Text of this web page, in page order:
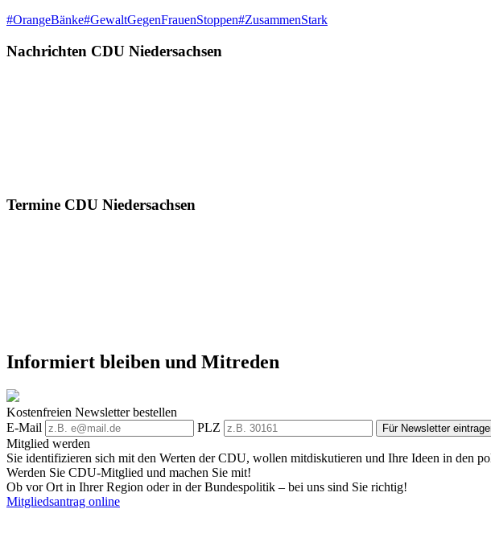
#OrangeBänke#GewaltGegenFrauenStoppen#ZusammenStark
Nachrichten CDU Niedersachsen
Termine CDU Niedersachsen
Informiert bleiben und Mitreden
Kostenfreien Newsletter bestellen
E-Mail
PLZ Für Newsletter
Mitglied werden
Sie identifizieren sich mit den Werten der CDU, wollen mitdiskutieren und Ihre Ideen in den
Werden Sie CDU-Mitglied und machen Sie mit!
Ob vor Ort in Ihrer Region oder in der Bundespolitik – bei uns sind Sie richtig!
Mitgliedsantrag online